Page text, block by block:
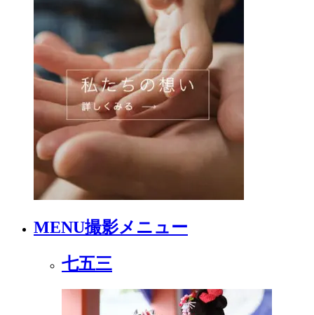
MENU撮影メニュー
七五三